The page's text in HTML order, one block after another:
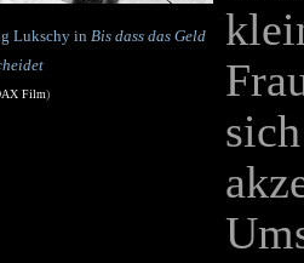
Lukschy in Bis dass das Geld
Film)